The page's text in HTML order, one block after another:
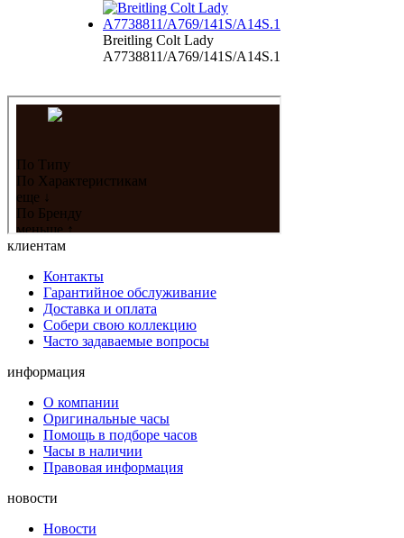
Breitling Colt Lady
A7738811/A769/141S/A14S.1
клиентам
Контакты
Гарантийное обслуживание
Доставка и оплата
Собери свою коллекцию
Часто задаваемые вопросы
информация
О компании
Оригинальные часы
Помощь в подборе часов
Часы в наличии
Правовая информация
новости
Новости